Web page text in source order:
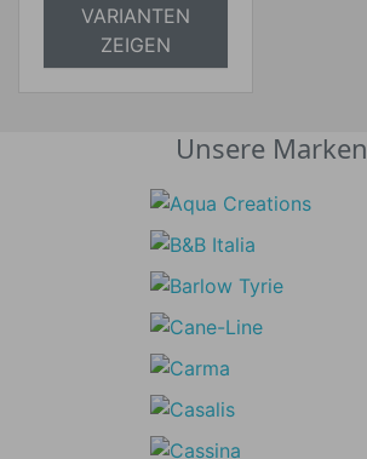
VARIANTEN
ZEIGEN
Unsere Marken